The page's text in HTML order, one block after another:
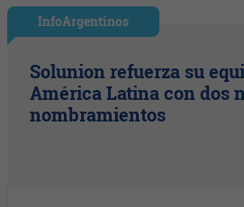
InfoArgentinos
Solunion refuerza su
América Latina con dos
nombramientos